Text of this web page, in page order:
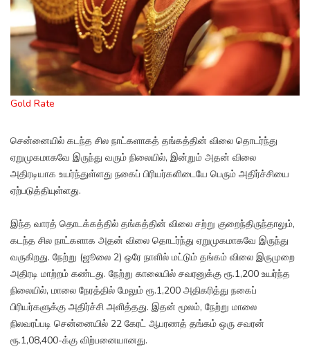
Gold Rate
சென்னையில் கடந்த சில நாட்களாகத் தங்கத்தின் விலை தொடர்ந்து
ஏறுமுகமாகவே இருந்து வரும் நிலையில், இன்றும் அதன் விலை
அதிரடியாக உயர்ந்துள்ளது நகைப் பிரியர்களிடையே பெரும் அதிர்ச்சியை
ஏற்படுத்தியுள்ளது.
இந்த வாரத் தொடக்கத்தில் தங்கத்தின் விலை சற்று குறைந்திருந்தாலும்,
கடந்த சில நாட்களாக அதன் விலை தொடர்ந்து ஏறுமுகமாகவே இருந்து
வருகிறது. நேற்று (ஜூலை 2) ஒரே நாளில் மட்டும் தங்கம் விலை இருமுறை
அதிரடி மாற்றம் கண்டது. நேற்று காலையில் சவரனுக்கு ரூ.1,200 உயர்ந்த
நிலையில், மாலை நேரத்தில் மேலும் ரூ.1,200 அதிகரித்து நகைப்
பிரியர்களுக்கு அதிர்ச்சி அளித்தது. இதன் மூலம், நேற்று மாலை
நிலவரப்படி சென்னையில் 22 கேரட் ஆபரணத் தங்கம் ஒரு சவரன்
ரூ.1,08,400-க்கு விற்பனையானது.